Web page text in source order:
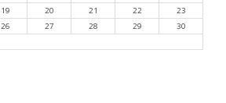
19 20 21 22
23
26 27 28 29
30